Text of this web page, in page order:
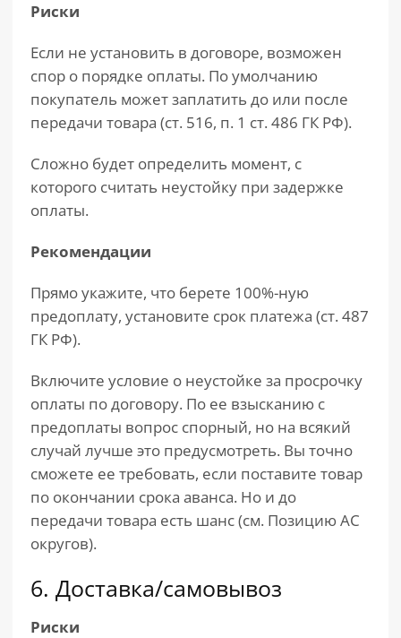
Риски
Если не установить в договоре, возможен
спор о порядке оплаты. По умолчанию
покупатель может заплатить до или после
передачи товара (ст. 516, п. 1 ст. 486 ГК РФ).
Сложно будет определить момент, с
которого считать неустойку при задержке
оплаты.
Рекомендации
Прямо укажите, что берете 100%-ную
предоплату, установите срок платежа (ст. 487
ГК РФ).
Включите условие о неустойке за просрочку
оплаты по договору. По ее взысканию с
предоплаты вопрос спорный, но на всякий
случай лучше это предусмотреть. Вы точно
сможете ее требовать, если поставите товар
по окончании срока аванса. Но и до
передачи товара есть шанс (см. Позицию АС
округов).
6. Доставка/самовывоз
Риски